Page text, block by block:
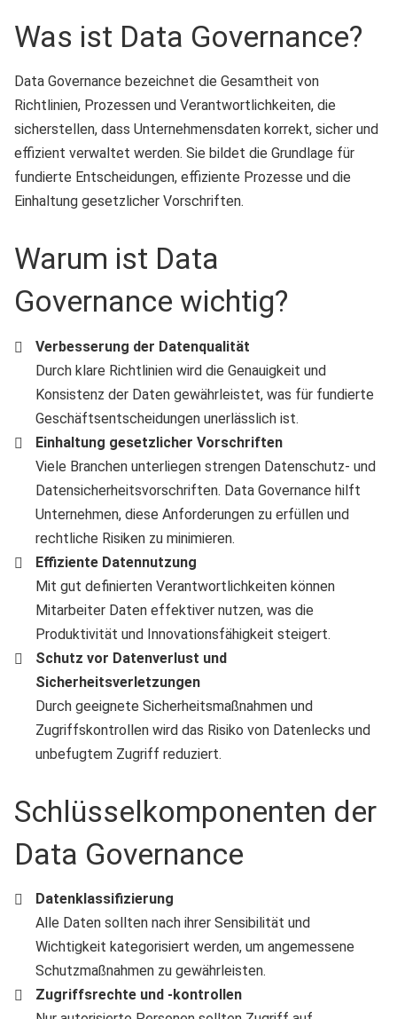
Was ist Data Governance?
Data Governance bezeichnet die Gesamtheit von
Richtlinien, Prozessen und Verantwortlichkeiten, die
sicherstellen, dass Unternehmensdaten korrekt, sicher und
effizient verwaltet werden. Sie bildet die Grundlage für
fundierte Entscheidungen, effiziente Prozesse und die
Einhaltung gesetzlicher Vorschriften.
Warum ist Data
Governance wichtig?
Verbesserung der Datenqualität
Durch klare Richtlinien wird die Genauigkeit und
Konsistenz der Daten gewährleistet, was für fundierte
Geschäftsentscheidungen unerlässlich ist.
Einhaltung gesetzlicher Vorschriften
Viele Branchen unterliegen strengen Datenschutz- und
Datensicherheitsvorschriften. Data Governance hilft
Unternehmen, diese Anforderungen zu erfüllen und
rechtliche Risiken zu minimieren.
Effiziente Datennutzung
Mit gut definierten Verantwortlichkeiten können
Mitarbeiter Daten effektiver nutzen, was die
Produktivität und Innovationsfähigkeit steigert.
Schutz vor Datenverlust und
Sicherheitsverletzungen
Durch geeignete Sicherheitsmaßnahmen und
Zugriffskontrollen wird das Risiko von Datenlecks und
unbefugtem Zugriff reduziert.
Schlüsselkomponenten der
Data Governance
Datenklassifizierung
Alle Daten sollten nach ihrer Sensibilität und
Wichtigkeit kategorisiert werden, um angemessene
Schutzmaßnahmen zu gewährleisten.
Zugriffsrechte und -kontrollen